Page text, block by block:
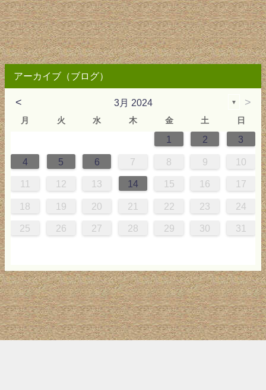
アーカイブ（ブログ）
< 3月 2024 ▼ >
月 火 水 木 金 土 日
1 2 3
4 5 6 7 8 9 10
11 12 13 14 15 16 17
18 19 20 21 22 23 24
25 26 27 28 29 30 31